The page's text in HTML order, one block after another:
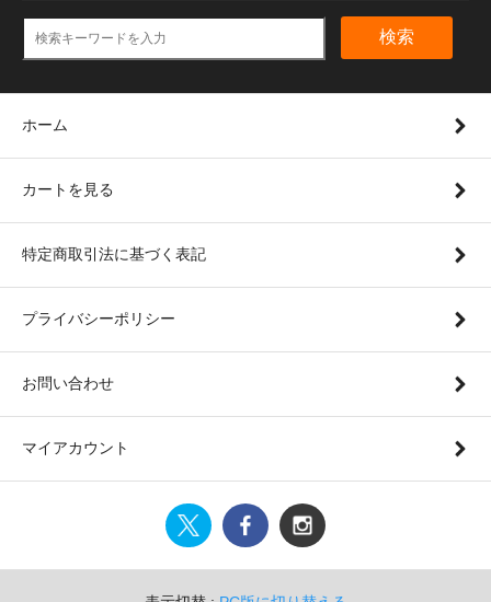
検索
ホーム
カートを見る
特定商取引法に基づく表記
プライバシーポリシー
お問い合わせ
マイアカウント